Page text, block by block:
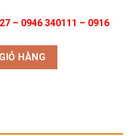
– 0946 340111 – 0916
HÀNG